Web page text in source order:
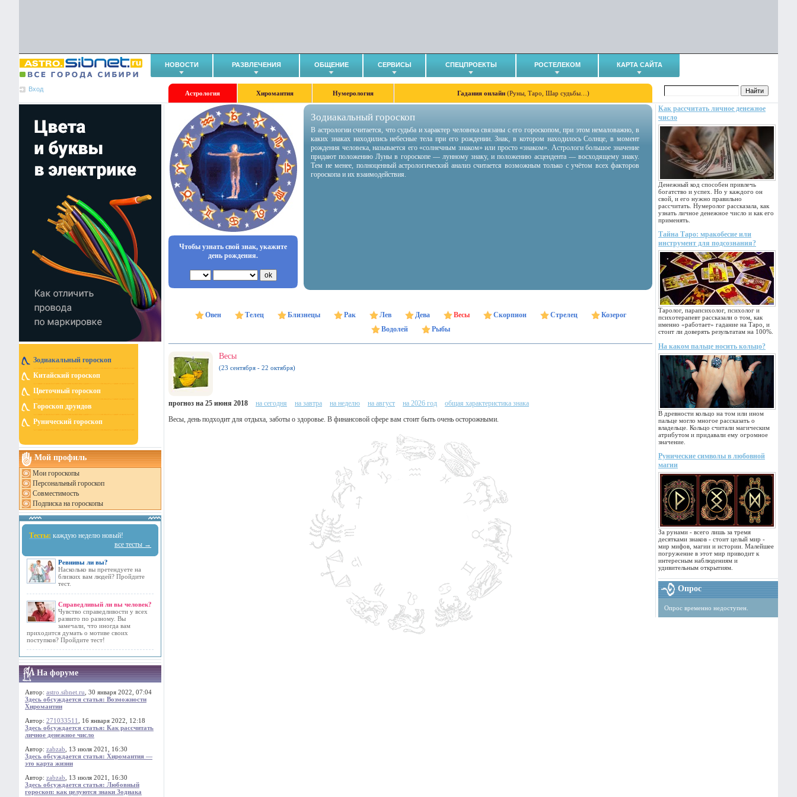
НОВОСТИ РАЗВЛЕЧЕНИЯ ОБЩЕНИЕ СЕРВИСЫ СПЕЦПРОЕКТЫ РОСТЕЛЕКОМ КАРТА САЙТА
Вход
Астрология Хиромантия Нумерология Гадания онлайн (Руны, Таро, Шар судьбы…)
Зодиакальный гороскоп
Китайский гороскоп
Цветочный гороскоп
Гороскоп друидов
Рунический гороскоп
Мой профиль
Мои гороскопы
Персональный гороскоп
Совместимость
Подписка на гороскопы
Тесты: каждую неделю новый!
все тесты →
Ревнивы ли вы?
Насколько вы претендуете на
близких вам людей? Пройдите
тест.
Справедливый ли вы человек?
Чувство справедливости у всех
развито по разному. Вы
замечали, что иногда вам
приходится думать о мотиве своих
поступков? Пройдите тест!
На форуме
Автор: astro.sibnet.ru , 30 января 2022, 07:04
Здесь обсуждается статья: Возможности
Хиромантии
Автор: 271033511
, 16 января 2022, 12:18
Здесь обсуждается статья: Как рассчитать
личное денежное число
Автор: zabzab , 13 июля 2021, 16:30
Здесь обсуждается статья: Хиромантия —
это карта жизни
Автор: zabzab , 13 июля 2021, 16:30
Здесь обсуждается статья: Любовный
гороскоп: как целуются знаки Зодиака
Как рассчитать личное денежное
число
Денежный код способен привлечь
богатство и успех. Но у каждого он
свой, и его нужно правильно
рассчитать. Нумеролог рассказала, как
узнать личное денежное число и как его
применять.
Тайна Таро: мракобесие или
инструмент для подсознания?
Таролог, парапсихолог, психолог и
психотерапевт рассказали о том, как
именно «работает» гадание на Таро, и
стоит ли доверять результатам на 100%.
На каком пальце носить кольцо?
В древности кольцо на том или ином
пальце могло многое рассказать о
владельце. Кольцо считали магическим
атрибутом и придавали ему огромное
значение.
Рунические символы в любовной
магии
За рунами - всего лишь за тремя
десятками знаков - стоит целый мир -
мир мифов, магии и истории. Малейшее
погружение в этот мир приводит к
интересным наблюдениям и
удивительным открытиям.
Опрос
Опрос временно недоступен.
Чтобы узнать свой знак, укажите
день рождения.
Зодиакальный гороскоп
В астрологии считается, что судьба и характер человека связаны с его гороскопом, при этом немаловажно, в
каких знаках находились небесные тела при его рождении. Знак, в котором находилось Солнце, в момент
рождения человека, называется его «солнечным знаком» или просто «знаком». Астрологи большое значение
придают положению Луны в гороскопе — лунному знаку, и положению асцендента — восходящему знаку.
Тем не менее, полноценный астрологический анализ считается возможным только с учётом всех факторов
гороскопа и их взаимодействия.
Овен Телец Близнецы Рак Лев Дева Весы Скорпион Стрелец
Козерог
Водолей
Рыбы
Весы
(23 сентября - 22 октября)
прогноз на 25 июня 2018 на сегодня на завтра на неделю на август на 2026 год
общая характеристика знака
Весы, день подходит для отдыха, заботы о здоровье. В финансовой сфере вам стоит быть очень осторожными.